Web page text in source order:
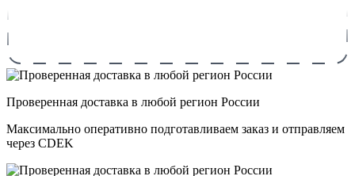
Проверенная доставка в любой регион России
Максимально оперативно подготавливаем заказ и отправляем
через CDEK